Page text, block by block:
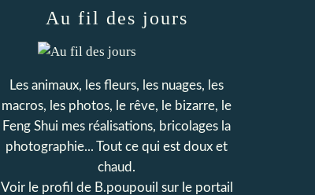
Au fil des jours
Les animaux, les fleurs, les nuages, les
macros, les photos, le rêve, le bizarre, le
Feng Shui mes réalisations, bricolages la
photographie... Tout ce qui est doux et
chaud.
Voir le profil de B.poupouil sur le portail